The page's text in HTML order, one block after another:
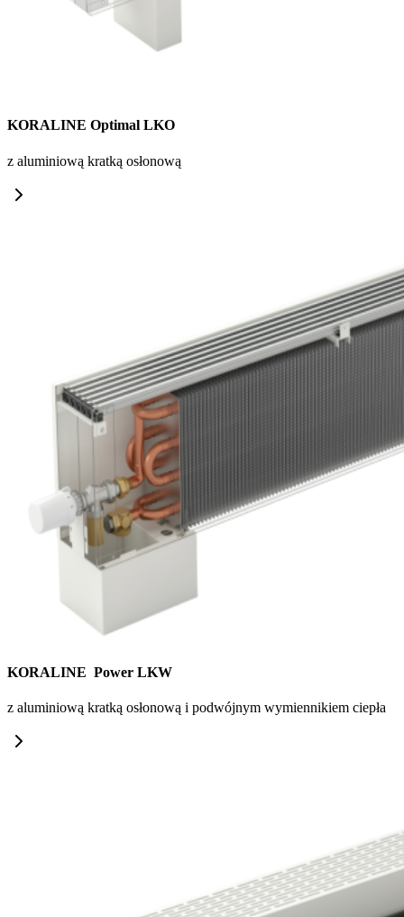
KORALINE Optimal LKO
z aluminiową kratką osłonową
KORALINE Power LKW
z aluminiową kratką osłonową i podwójnym wymiennikiem ciepła